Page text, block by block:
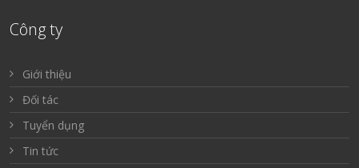
Công ty
Giới thiệu
Đối tác
Tuyển dụng
Tin tức